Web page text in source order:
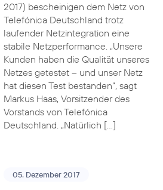
2017) bescheinigen dem Netz von
Telefónica Deutschland trotz
laufender Netzintegration eine
stabile Netzperformance. „Unsere
Kunden haben die Qualität unseres
Netzes getestet – und unser Netz
hat diesen Test bestanden“, sagt
Markus Haas, Vorsitzender des
Vorstands von Telefónica
Deutschland. „Natürlich […]
05. Dezember 2017